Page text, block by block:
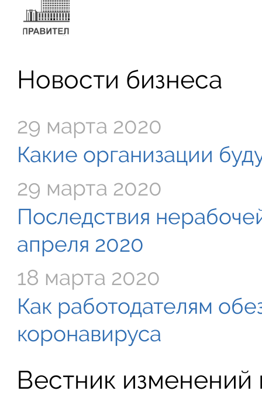
Новости бизнеса
29 марта 2020
Какие организации
29 марта 2020
Последствия
апреля 2020
18 марта 2020
Как работодателям
коронавируса
Вестник изменений